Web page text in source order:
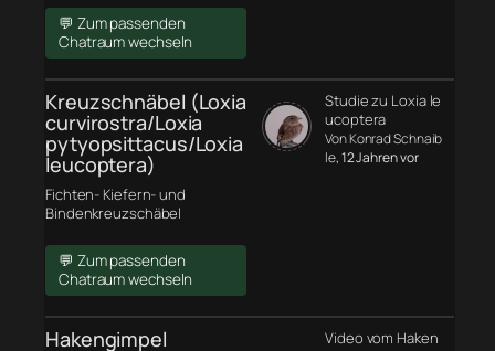
💬 Zum passenden
Chatraum wechseln
Kreuzschnäbel (Loxia
curvirostra/Loxia
pytyopsittacus/Loxia
leucoptera)
Fichten- Kiefern- und
Bindenkreuzschäbel
💬 Zum passenden
Chatraum wechseln
Studie zu Loxia le
ucoptera
Von Konrad Schnaib
le, 12 Jahren vor
Hakengimpel
Video vom Haken